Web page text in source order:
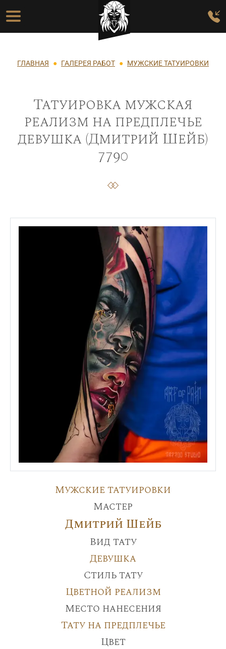
Перейти к основному содержанию
Основная навигация
Строка навигации
ГЛАВНАЯ ГАЛЕРЕЯ РАБОТ МУЖСКИЕ ТАТУИРОВКИ
Татуировка мужская
реализм на предплечье
девушка (Дмитрий Шейб)
7790
Мужские татуировки
Мастер
Дмитрий Шейб
Вид тату
Девушка
Стиль тату
Цветной реализм
Место нанесения
Тату на предплечье
Цвет